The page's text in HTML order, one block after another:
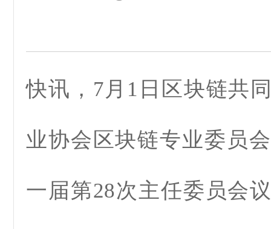
快讯，7月1日区块链共
业协会区块链专业委员
一届第28次主任委员会